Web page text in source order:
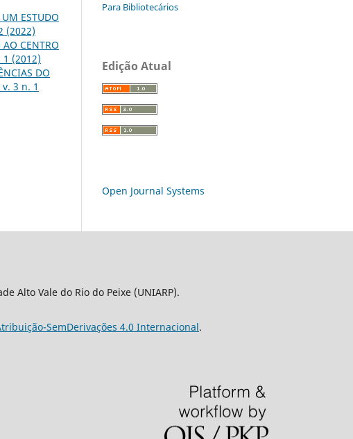
ESTUDO
(2022)
CENTRO
(2012)
DO
3 n. 1
Para Bibliotecários
Edição Atual
Open Journal Systems
Alto Vale do Rio do Peixe (UNIARP).
SemDerivações 4.0 Internacional.